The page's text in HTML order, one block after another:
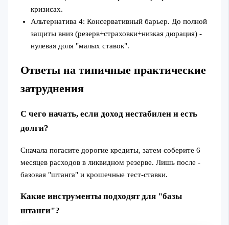
кризисах.
Альтернатива 4: Консервативный барьер. До полной
защиты вниз (резерв+страховки+низкая дюрация) -
нулевая доля "малых ставок".
Ответы на типичные практические
затруднения
С чего начать, если доход нестабилен и есть
долги?
Сначала погасите дорогие кредиты, затем соберите 6
месяцев расходов в ликвидном резерве. Лишь после -
базовая "штанга" и крошечные тест‑ставки.
Какие инструменты подходят для "базы
штанги"?